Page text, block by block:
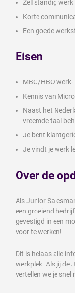
Zelfstandig werk
Korte
Een goede
Eisen
MBO/HBO werk-
Kennis van
Naast het
vreemde taal
Je bent
Je vindt je werk
Over de
Als Junior
een groeiend
gevestigd in een
voor te werken!
Dit is helaas alle
werkplek. Als jij de
vertellen we je snel